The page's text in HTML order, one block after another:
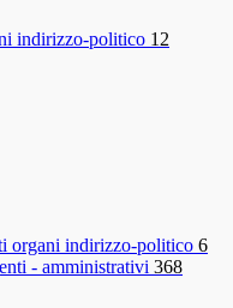
indirizzo-politico 12
organi indirizzo-politico 6
- amministrativi 368